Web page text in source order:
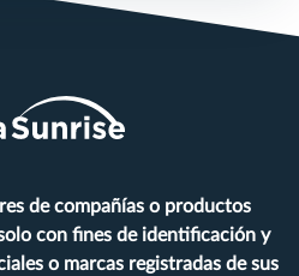
de compañías o productos
con fines de identificación y
o marcas registradas de sus